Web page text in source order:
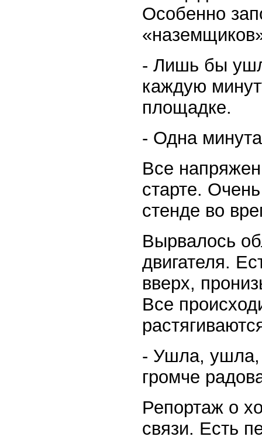
Особенно
- Лишь бы
каждую
площадке.
- Одна
Все
старте.
стенде во
Вырвалось
двигателя.
вверх,
Все
- Ушла, ушла,
громче
Репортаж о
связи. Есть